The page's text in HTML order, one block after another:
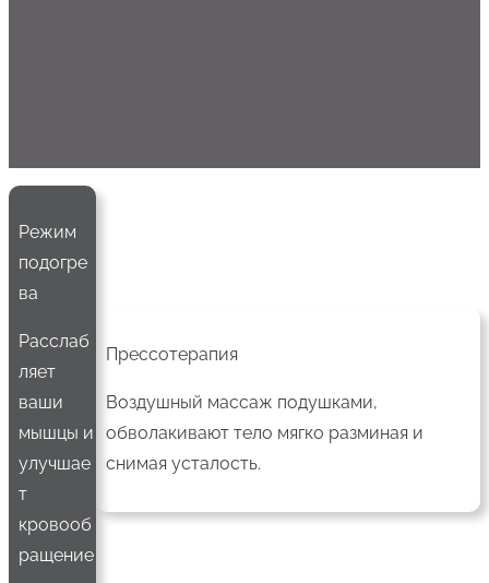
Режим
подогре
ва
Расслаб
ляет
ваши
мышцы и
улучшае
т
кровооб
ращение
Прессотерапия
Воздушный массаж подушками,
обволакивают тело мягко разминая и
снимая усталость.